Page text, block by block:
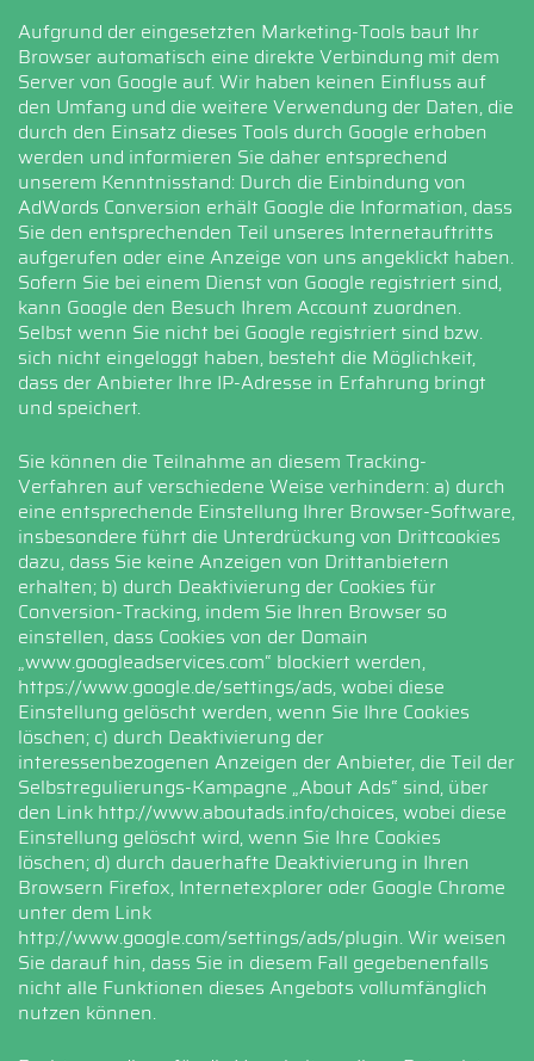
Aufgrund der eingesetzten Marketing-Tools baut Ihr
Browser automatisch eine direkte Verbindung mit dem
Server von Google auf. Wir haben keinen Einfluss auf
den Umfang und die weitere Verwendung der Daten, die
durch den Einsatz dieses Tools durch Google erhoben
werden und informieren Sie daher entsprechend
unserem Kenntnisstand: Durch die Einbindung von
AdWords Conversion erhält Google die Information, dass
Sie den entsprechenden Teil unseres Internetauftritts
aufgerufen oder eine Anzeige von uns angeklickt haben.
Sofern Sie bei einem Dienst von Google registriert sind,
kann Google den Besuch Ihrem Account zuordnen.
Selbst wenn Sie nicht bei Google registriert sind bzw.
sich nicht eingeloggt haben, besteht die Möglichkeit,
dass der Anbieter Ihre IP-Adresse in Erfahrung bringt
und speichert.
Sie können die Teilnahme an diesem Tracking-
Verfahren auf verschiedene Weise verhindern: a) durch
eine entsprechende Einstellung Ihrer Browser-Software,
insbesondere führt die Unterdrückung von Drittcookies
dazu, dass Sie keine Anzeigen von Drittanbietern
erhalten; b) durch Deaktivierung der Cookies für
Conversion-Tracking, indem Sie Ihren Browser so
einstellen, dass Cookies von der Domain
„www.googleadservices.com“ blockiert werden,
https://www.google.de/settings/ads, wobei diese
Einstellung gelöscht werden, wenn Sie Ihre Cookies
löschen; c) durch Deaktivierung der
interessenbezogenen Anzeigen der Anbieter, die Teil der
Selbstregulierungs-Kampagne „About Ads“ sind, über
den Link http://www.aboutads.info/choices, wobei diese
Einstellung gelöscht wird, wenn Sie Ihre Cookies
löschen; d) durch dauerhafte Deaktivierung in Ihren
Browsern Firefox, Internetexplorer oder Google Chrome
unter dem Link
http://www.google.com/settings/ads/plugin. Wir weisen
Sie darauf hin, dass Sie in diesem Fall gegebenenfalls
nicht alle Funktionen dieses Angebots vollumfänglich
nutzen können.